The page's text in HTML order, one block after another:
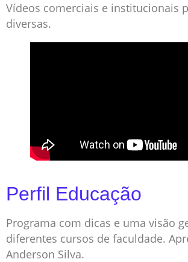
Vídeos comerciais e institucionais
diversas.
Perfil Educação
Programa com dicas e uma visão
diferentes cursos de faculdade.
Anderson Silva.